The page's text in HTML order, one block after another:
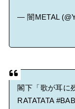
— 闇METAL
閣下「歌が耳に
RATATATA